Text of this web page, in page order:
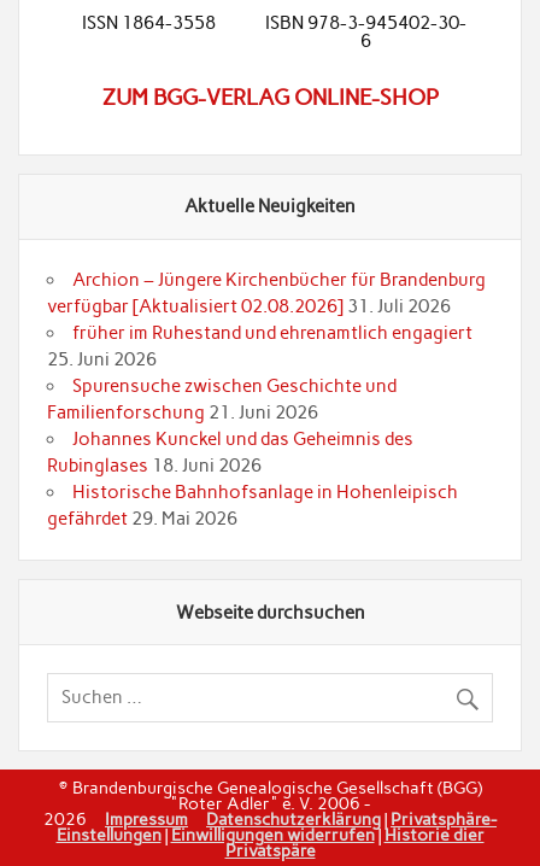
ISSN 1864-3558
ISBN 978-3-945402-30-
6
ZUM BGG-VERLAG ONLINE-SHOP
Aktuelle Neuigkeiten
Archion – Jüngere Kirchenbücher für Brandenburg
verfügbar [Aktualisiert 02.08.2026] 31. Juli 2026
früher im Ruhestand und ehrenamtlich engagiert
25. Juni 2026
Spurensuche zwischen Geschichte und
Familienforschung 21. Juni 2026
Johannes Kunckel und das Geheimnis des
Rubinglases 18. Juni 2026
Historische Bahnhofsanlage in Hohenleipisch
gefährdet 29. Mai 2026
Webseite durchsuchen
© Brandenburgische Genealogische Gesellschaft (BGG)
"Roter Adler" e. V. 2006 -
2026 Impressum Datenschutzerklärung| Privatsphäre-
Einstellungen| Einwilligungen widerrufen|Historie dier
Privatspäre